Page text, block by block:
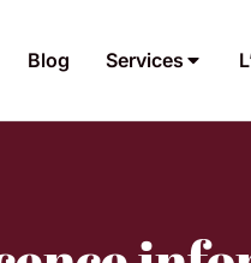
Blog Services